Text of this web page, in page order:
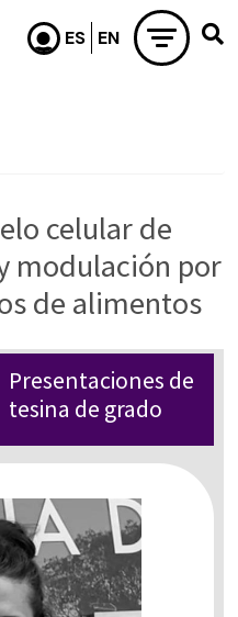
Pasar al contenido principal
celular de
modulación por
de alimentos
Presentaciones de
tesina de grado